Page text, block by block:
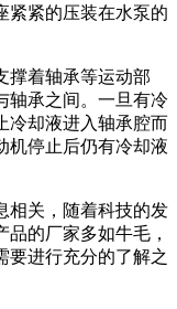
紧紧的压装在水泵的
撑着轴承等运动部
轴承之间。一旦有冷
冷却液进入轴承腔而
机停止后仍有冷却液
相关，随着科技的发
的厂家多如牛毛，
要进行充分的了解之